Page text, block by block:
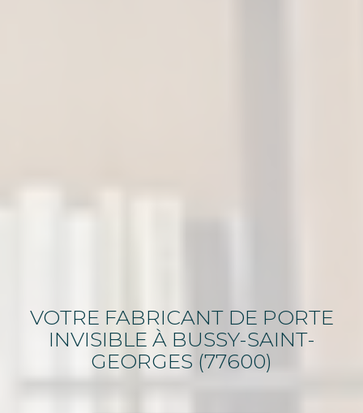
VOTRE FABRICANT DE PORTE
INVISIBLE À BUSSY-SAINT-
GEORGES (77600)